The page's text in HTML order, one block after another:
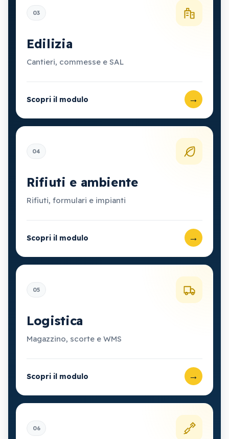
03
Edilizia
Cantieri, commesse e SAL
Scopri il modulo →
04
Rifiuti e ambiente
Rifiuti, formulari e impianti
Scopri il modulo →
05
Logistica
Magazzino, scorte e WMS
Scopri il modulo →
06